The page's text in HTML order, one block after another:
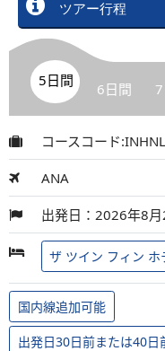
ツアー行程
5日間 6日間
コースコード
ANA
出発日：2026年8
ザ ツイン フィン ホ
国内線追加可能
出発日30日前または40日